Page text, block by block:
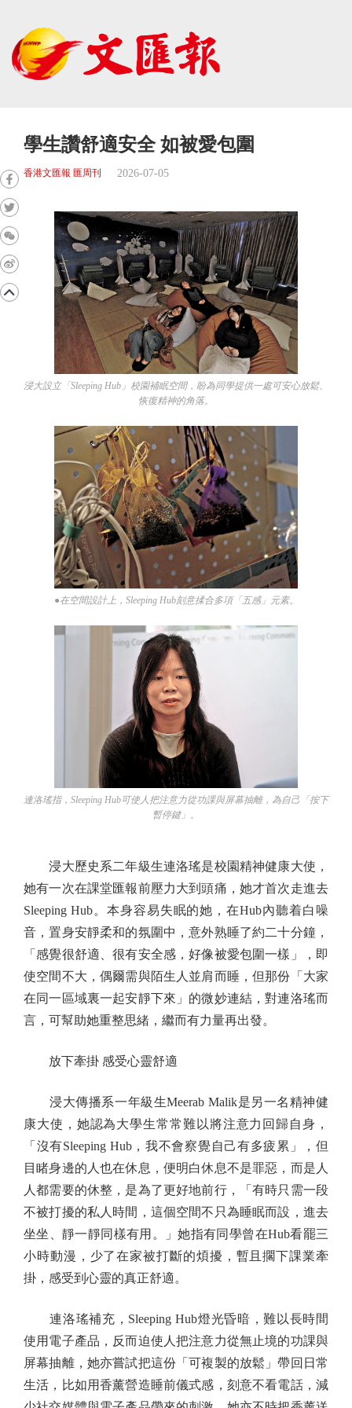
學生讚舒適安全 如被愛包圍
香港文匯報 匯周刊 2026-07-05
浸大設立「Sleeping Hub」校園補眠空間，盼為同學提供一處可安心放鬆、
恢復精神的角落。
●在空間設計上，Sleeping Hub刻意揉合多項「五感」元素。
連洛瑤指，Sleeping Hub可使人把注意力從功課與屏幕抽離，為自己「按下
暫停鍵」。
浸大歷史系二年級生連洛瑤是校園精神健康大使，
她有一次在課堂匯報前壓力大到頭痛，她才首次走進去
Sleeping Hub。本身容易失眠的她，在Hub內聽着白噪
音，置身安靜柔和的氛圍中，意外熟睡了約二十分鐘，
「感覺很舒適、很有安全感，好像被愛包圍一樣」，即
使空間不大，偶爾需與陌生人並肩而睡，但那份「大家
在同一區域裏一起安靜下來」的微妙連結，對連洛瑤而
言，可幫助她重整思緒，繼而有力量再出發。
放下牽掛 感受心靈舒適
浸大傳播系一年級生Meerab Malik是另一名精神健
康大使，她認為大學生常常難以將注意力回歸自身，
「沒有Sleeping Hub，我不會察覺自己有多疲累」，但
目睹身邊的人也在休息，便明白休息不是罪惡，而是人
人都需要的休整，是為了更好地前行，「有時只需一段
不被打擾的私人時間，這個空間不只為睡眠而設，進去
坐坐、靜一靜同樣有用。」她指有同學曾在Hub看罷三
小時動漫，少了在家被打斷的煩擾，暫且擱下課業牽
掛，感受到心靈的真正舒適。
連洛瑤補充，Sleeping Hub燈光昏暗，難以長時間
使用電子產品，反而迫使人把注意力從無止境的功課與
屏幕抽離，她亦嘗試把這份「可複製的放鬆」帶回日常
生活，比如用香薰營造睡前儀式感，刻意不看電話，減